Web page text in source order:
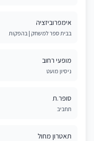
אימפרוביזציה
בבית ספר למשחק | בהפקות
מופעי רחוב
ניסיון מועט
סופר.ת
תחביב
תאטרון מחול